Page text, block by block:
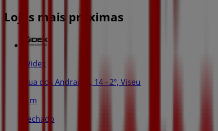
Lojas mais próximas
Widex
Rua dos Andrades, 14 - 2º, Viseu
3 m
Fechado